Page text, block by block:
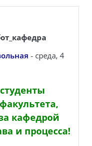
- среда, 4
кафедрой
и процесса!